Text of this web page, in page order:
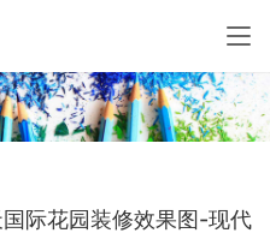
际花园装修效果图-现代